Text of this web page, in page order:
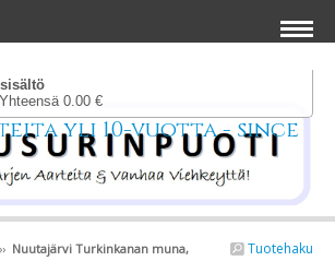
0.00 €
yli 10-vuotta - since
Tuotehaku
›› Nuutajärvi Turkinkanan muna,